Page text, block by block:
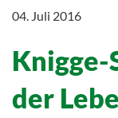
04. Juli 2016
Knigge-
der